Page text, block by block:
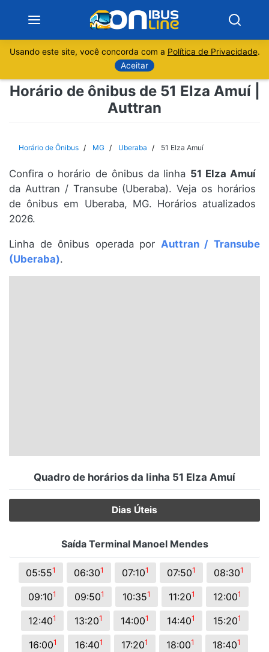
Sobre
Rio de Janeiro
Espírito Santo
Paraná
Usando este site, você concorda com a Política de Privacidade.
Aceitar
Horário de ônibus de 51 Elza Amuí |
Auttran
Horário de Ônibus MG Uberaba 51 Elza Amuí
Confira o horário de ônibus da linha 51 Elza Amuí
da Auttran / Transube (Uberaba). Veja os horários
de ônibus em Uberaba, MG. Horários atualizados
2026.
Linha de ônibus operada por Auttran / Transube
(Uberaba).
Quadro de horários da linha 51 Elza Amuí
Dias Úteis
Saída Terminal Manoel Mendes
05:551 06:301 07:101 07:501 08:301
09:101 09:501 10:351 11:201 12:001
12:401 13:201 14:001 14:401 15:201
16:001 16:401 17:201 18:001 18:401